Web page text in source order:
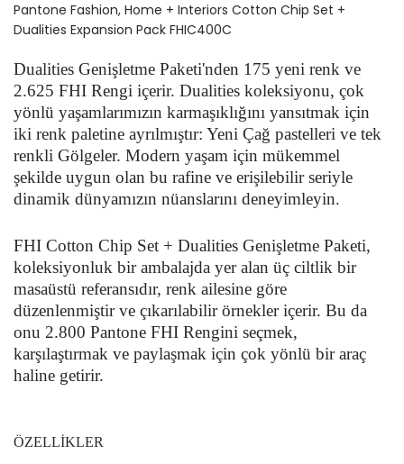
Pantone Fashion, Home + Interiors Cotton Chip Set +
Dualities Expansion Pack FHIC400C
Dualities Genişletme Paketi'nden 175 yeni renk ve
2.625 FHI Rengi içerir. Dualities koleksiyonu, çok
yönlü yaşamlarımızın karmaşıklığını yansıtmak için
iki renk paletine ayrılmıştır: Yeni Çağ pastelleri ve tek
renkli Gölgeler. Modern yaşam için mükemmel
şekilde uygun olan bu rafine ve erişilebilir seriyle
dinamik dünyamızın nüanslarını deneyimleyin.
FHI Cotton Chip Set + Dualities Genişletme Paketi,
koleksiyonluk bir ambalajda yer alan üç ciltlik bir
masaüstü referansıdır, renk ailesine göre
düzenlenmiştir ve çıkarılabilir örnekler içerir. Bu da
onu 2.800 Pantone FHI Rengini seçmek,
karşılaştırmak ve paylaşmak için çok yönlü bir araç
haline getirir.
ÖZELLIKLER